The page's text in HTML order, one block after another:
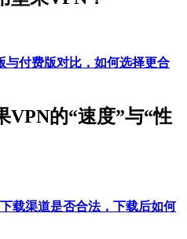
与付费版对比，如何选择更合
VPN的“速度”与“性
载渠道是否合法，下载后如何